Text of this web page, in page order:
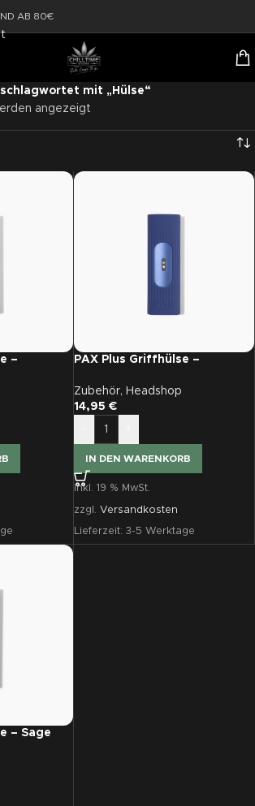
AB 80€
mit „Hülse“
angezeigt
–
PAX Plus Griffhülse –
Zubehör, Headshop
14,95 €
IN DEN WARENKORB
inkl. 19 % MwSt.
zzgl. Versandkosten
Lieferzeit: 3-5 Werktage
– Sage